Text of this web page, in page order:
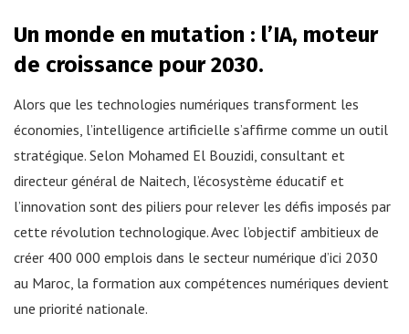
Un monde en mutation : l’IA, moteur
de croissance pour 2030.
Alors que les technologies numériques transforment les
économies, l’intelligence artificielle s’affirme comme un outil
stratégique. Selon Mohamed El Bouzidi, consultant et
directeur général de Naitech, l’écosystème éducatif et
l’innovation sont des piliers pour relever les défis imposés par
cette révolution technologique. Avec l’objectif ambitieux de
créer 400 000 emplois dans le secteur numérique d’ici 2030
au Maroc, la formation aux compétences numériques devient
une priorité nationale.